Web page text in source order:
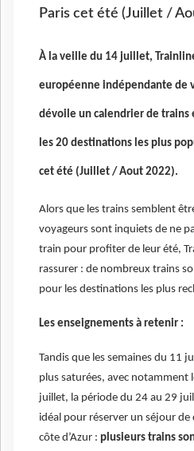
Paris cet été (Juillet /
À la veille du 14 juillet,
européenne indépendante de
dévoile un calendrier de trains
les 20 destinations les plus
cet été (Juillet / Aout 2022).
Alors que les trains semblent
voyageurs sont inquiets de ne
train pour profiter de leur été,
rassurer : de nombreux trains
pour les destinations les plus
Les enseignements à retenir :
Tandis que les semaines du 11
plus saturées, avec notamment
juillet, la période du 24 au 29
idéal pour réserver un séjour
côte d’Azur : plusieurs trains